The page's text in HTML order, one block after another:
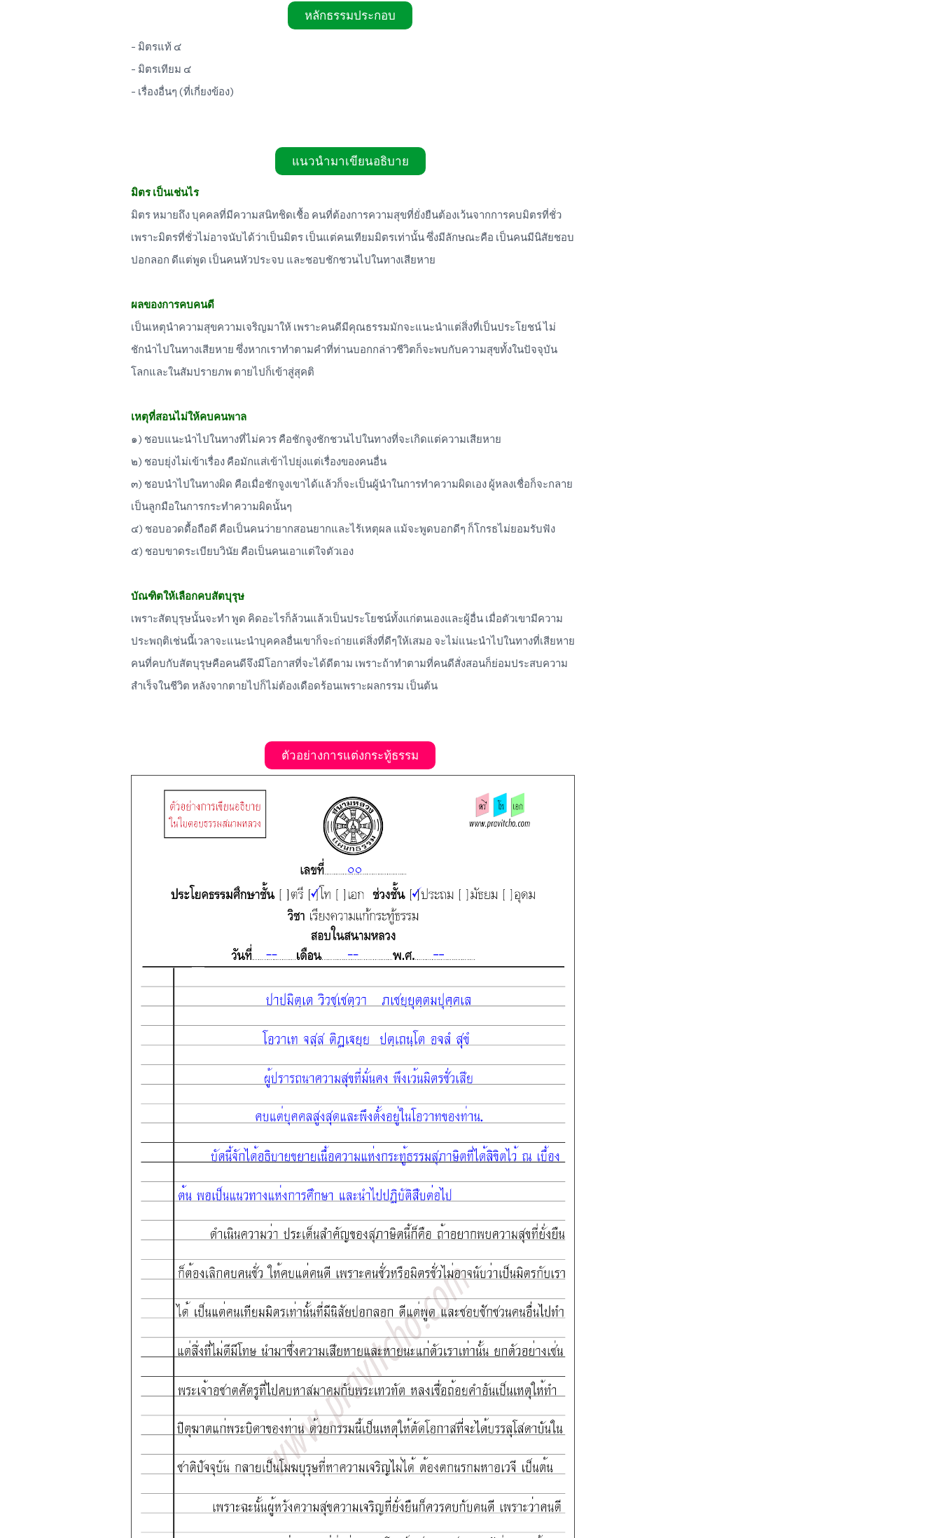
หลักธรรมประกอบ
- มิตรแท้ ๔
- มิตรเทียม ๔
- เรื่องอื่นๆ (ที่เกี่ยงข้อง)
แนวนำมาเขียนอธิบาย
มิตร เป็นเช่นไร
มิตร หมายถึง บุคคลที่มีความสนิทชิดเชื้อ คนที่ต้องการความสุขที่ยั่งยืนต้องเว้นจากการคบมิตรที่ชั่ว
เพราะมิตรที่ชั่วไม่อาจนับได้ว่าเป็นมิตร เป็นแต่คนเทียมมิตรเท่านั้น ซึ่งมีลักษณะคือ เป็นคนมีนิสัยชอบ
ปอกลอก ดีแต่พูด เป็นคนหัวประจบ และชอบชักชวนไปในทางเสียหาย
ผลของการคบคนดี
เป็นเหตุนำความสุขความเจริญมาให้ เพราะคนดีมีคุณธรรมมักจะแนะนำแต่สิ่งที่เป็นประโยชน์ ไม่
ชักนำไปในทางเสียหาย ซึ่งหากเราทำตามคำที่ท่านบอกกล่าวชีวิตก็จะพบกับความสุขทั้งในปัจจุบัน
โลกและในสัมปรายภพ ตายไปก็เข้าสู่สุคติ
เหตุที่สอนไม่ให้คบคนพาล
๑) ชอบแนะนำไปในทางที่ไม่ควร คือชักจูงชักชวนไปในทางที่จะเกิดแต่ความเสียหาย
๒) ชอบยุ่งไม่เข้าเรื่อง คือมักแส่เข้าไปยุ่งแต่เรื่องของคนอื่น
๓) ชอบนำไปในทางผิด คือเมื่อชักจูงเขาได้แล้วก็จะเป็นผู้นำในการทำความผิดเอง ผู้หลงเชื่อก็จะกลาย
เป็นลูกมือในการกระทำความผิดนั้นๆ
๔) ชอบอวดดื้อถือดี คือเป็นคนว่ายากสอนยากและไร้เหตุผล แม้จะพูดบอกดีๆ ก็โกรธไม่ยอมรับฟัง
๕) ชอบขาดระเบียบวินัย คือเป็นคนเอาแต่ใจตัวเอง
บัณฑิตให้เลือกคบสัตบุรุษ
เพราะสัตบุรุษนั้นจะทำ พูด คิดอะไรก็ล้วนแล้วเป็นประโยชน์ทั้งแก่ตนเองและผู้อื่น เมื่อตัวเขามีความ
ประพฤติเช่นนี้เวลาจะแนะนำบุคคลอื่นเขาก็จะถ่ายแต่สิ่งที่ดีๆให้เสมอ จะไม่แนะนำไปในทางที่เสียหาย
คนที่คบกับสัตบุรุษคือคนดีจึงมีโอกาสที่จะได้ดีตาม เพราะถ้าทำตามที่คนดีสั่งสอนก็ย่อมประสบความ
สำเร็จในชีวิต หลังจากตายไปก็ไม่ต้องเดือดร้อนเพราะผลกรรม เป็นต้น
ตัวอย่างการแต่งกระทู้ธรรม